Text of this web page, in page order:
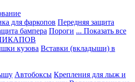
для фаркопов Передняя защита
бампера Пороги ... Показать все
ПИКАПОВ
кузова Вставки (вкладыши) в
Автобоксы Крепления для лыж и